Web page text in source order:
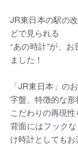
JR東日本の駅の
どで見られる
“あの時計”が、
ました！
「JR東日本」の
字盤、特徴的な
こだわりの再現性
背面にはフック
け時計としてもお